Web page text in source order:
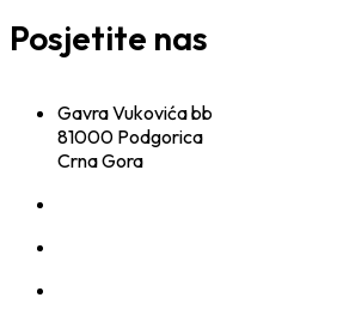
Posjetite nas
Gavra Vukovića bb
81000 Podgorica
Crna Gora